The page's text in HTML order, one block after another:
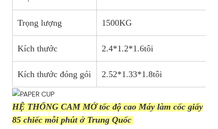
Trọng lượng 1500KG
Kích thước 2.4*1.2*1.6tôi
Kích thước đóng gói 2.52*1.33*1.8tôi
HỆ THỐNG CAM MỞ tốc độ cao Máy làm cốc giấy
85 chiếc mỗi phút ở Trung Quốc